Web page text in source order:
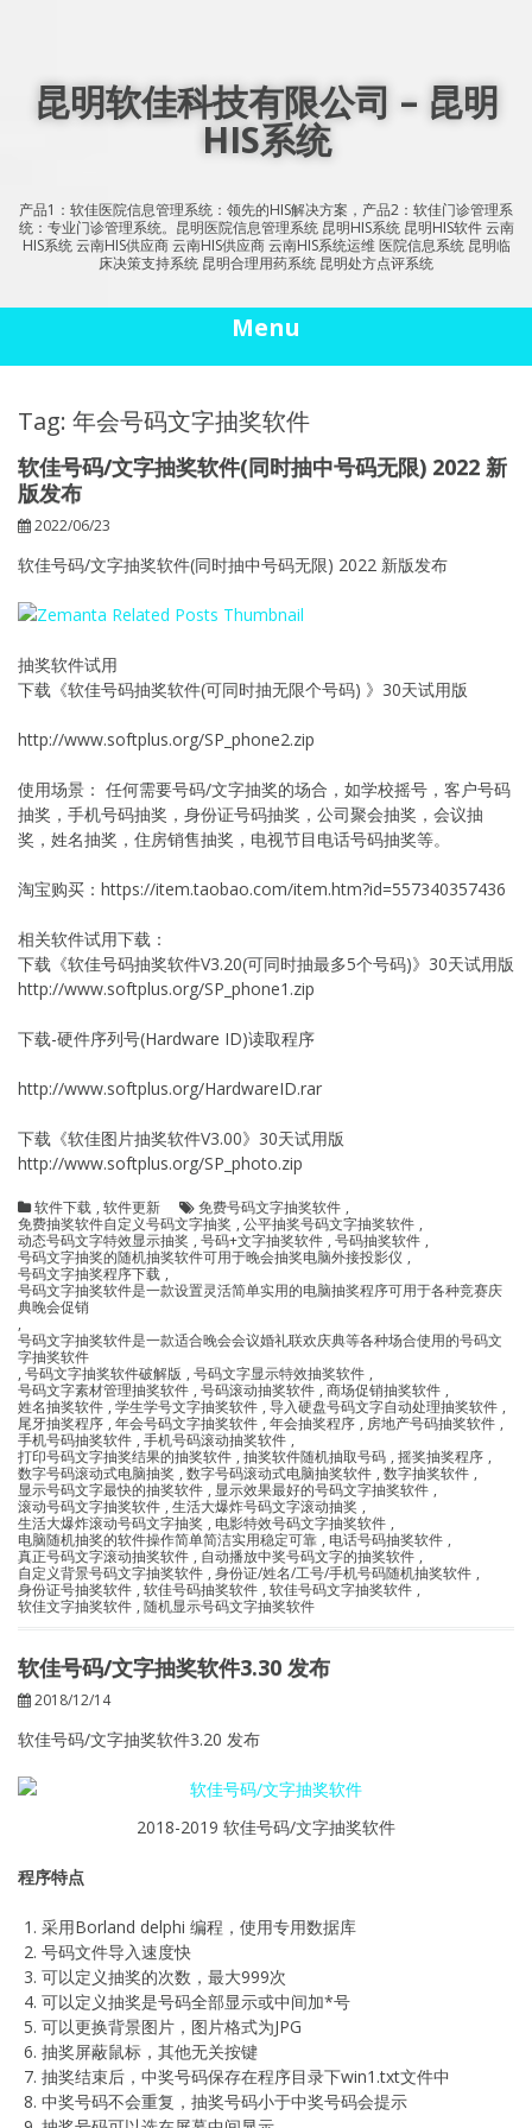
昆明软佳科技有限公司 – 昆明
HIS系统
产品1：软佳医院信息管理系统：领先的HIS解决方案，产品2：软佳门诊管理系
统：专业门诊管理系统。昆明医院信息管理系统 昆明HIS系统 昆明HIS软件 云南
HIS系统 云南HIS供应商 云南HIS供应商 云南HIS系统运维 医院信息系统 昆明临
床决策支持系统 昆明合理用药系统 昆明处方点评系统
Menu
Tag: 年会号码文字抽奖软件
软佳号码/文字抽奖软件(同时抽中号码无限) 2022 新
版发布
2022/06/23
软佳号码/文字抽奖软件(同时抽中号码无限) 2022 新版发布
抽奖软件试用
下载《软佳号码抽奖软件(可同时抽无限个号码) 》30天试用版
http://www.softplus.org/SP_phone2.zip
使用场景： 任何需要号码/文字抽奖的场合，如学校摇号，客户号码
抽奖，手机号码抽奖，身份证号码抽奖，公司聚会抽奖，会议抽
奖，姓名抽奖，住房销售抽奖，电视节目电话号码抽奖等。
淘宝购买：https://item.taobao.com/item.htm?id=557340357436
相关软件试用下载：
下载《软佳号码抽奖软件V3.20(可同时抽最多5个号码)》30天试用版
http://www.softplus.org/SP_phone1.zip
下载-硬件序列号(Hardware ID)读取程序
http://www.softplus.org/HardwareID.rar
下载《软佳图片抽奖软件V3.00》30天试用版
http://www.softplus.org/SP_photo.zip
软件下载 , 软件更新 免费号码文字抽奖软件 ,
免费抽奖软件自定义号码文字抽奖 , 公平抽奖号码文字抽奖软件 ,
动态号码文字特效显示抽奖 , 号码+文字抽奖软件 , 号码抽奖软件 ,
号码文字抽奖的随机抽奖软件可用于晚会抽奖电脑外接投影仪 ,
号码文字抽奖程序下载 ,
号码文字抽奖软件是一款设置灵活简单实用的电脑抽奖程序可用于各种竞赛庆
典晚会促销
,
号码文字抽奖软件是一款适合晚会会议婚礼联欢庆典等各种场合使用的号码文
字抽奖软件
, 号码文字抽奖软件破解版 , 号码文字显示特效抽奖软件 ,
号码文字素材管理抽奖软件 , 号码滚动抽奖软件 , 商场促销抽奖软件 ,
姓名抽奖软件 , 学生学号文字抽奖软件 , 导入硬盘号码文字自动处理抽奖软件 ,
尾牙抽奖程序 , 年会号码文字抽奖软件 , 年会抽奖程序 , 房地产号码抽奖软件 ,
手机号码抽奖软件 , 手机号码滚动抽奖软件 ,
打印号码文字抽奖结果的抽奖软件 , 抽奖软件随机抽取号码 , 摇奖抽奖程序 ,
数字号码滚动式电脑抽奖 , 数字号码滚动式电脑抽奖软件 , 数字抽奖软件 ,
显示号码文字最快的抽奖软件 , 显示效果最好的号码文字抽奖软件 ,
滚动号码文字抽奖软件 , 生活大爆炸号码文字滚动抽奖 ,
生活大爆炸滚动号码文字抽奖 , 电影特效号码文字抽奖软件 ,
电脑随机抽奖的软件操作简单简洁实用稳定可靠 , 电话号码抽奖软件 ,
真正号码文字滚动抽奖软件 , 自动播放中奖号码文字的抽奖软件 ,
自定义背景号码文字抽奖软件 , 身份证/姓名/工号/手机号码随机抽奖软件 ,
身份证号抽奖软件 , 软佳号码抽奖软件 , 软佳号码文字抽奖软件 ,
软佳文字抽奖软件 , 随机显示号码文字抽奖软件
软佳号码/文字抽奖软件3.30 发布
2018/12/14
软佳号码/文字抽奖软件3.20 发布
2018-2019 软佳号码/文字抽奖软件
程序特点
采用Borland delphi 编程，使用专用数据库
号码文件导入速度快
可以定义抽奖的次数，最大999次
可以定义抽奖是号码全部显示或中间加*号
可以更换背景图片，图片格式为JPG
抽奖屏蔽鼠标，其他无关按键
抽奖结束后，中奖号码保存在程序目录下win1.txt文件中
中奖号码不会重复，抽奖号码小于中奖号码会提示